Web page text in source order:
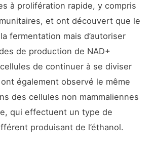
à prolifération rapide, y compris
et ont découvert que le
fermentation mais d’autoriser
de production de NAD+
de continuer à se diviser
également observé le même
des cellules non mammaliennes
qui effectuent un type de
produisant de l’éthanol.